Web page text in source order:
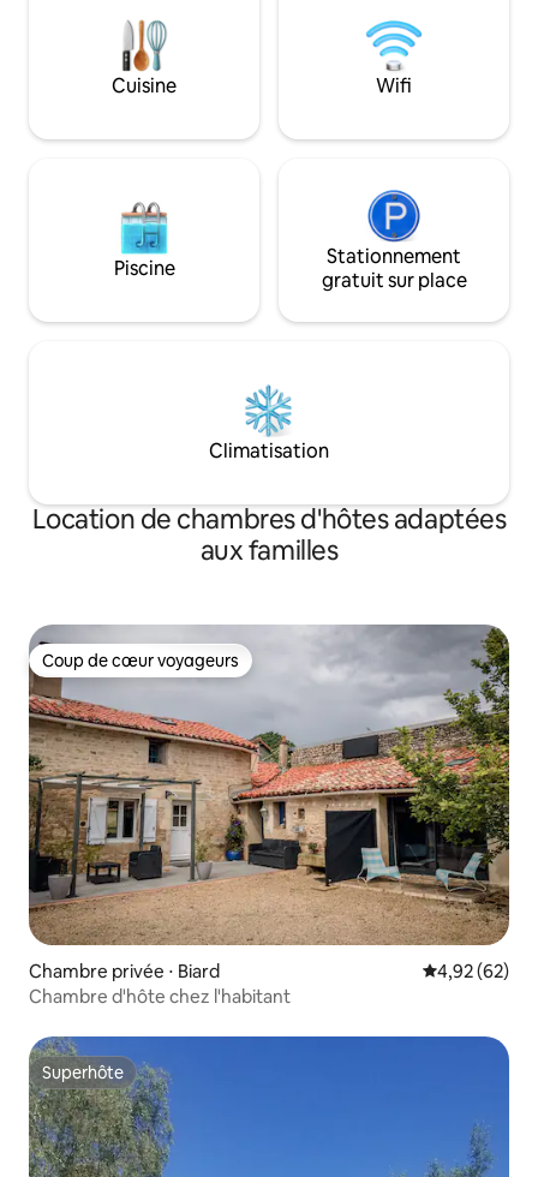
Futuroscope, c’est l’adresse idéale pour
une escapade romantique ou une
parenthèse hors du temps.
professionnel,
et/ou sportif.
Cuisine Wifi
Piscine
Stationnement
gratuit sur place
Climatisation
Location de chambres d'hôtes adaptées
aux familles
Coup de cœur voyageurs
Coup de cœur voyageurs
Chambre privée ⋅ Biard Évaluation
4,92 (62)
Chambre d'hôte chez l'habitant
Superhôte
Superhôte